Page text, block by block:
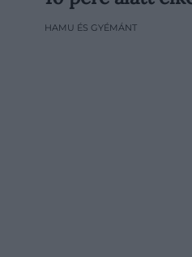
bekapcsolni a sütőt
tűzhely mellett. A
HAMU ÉS GYÉMÁNT